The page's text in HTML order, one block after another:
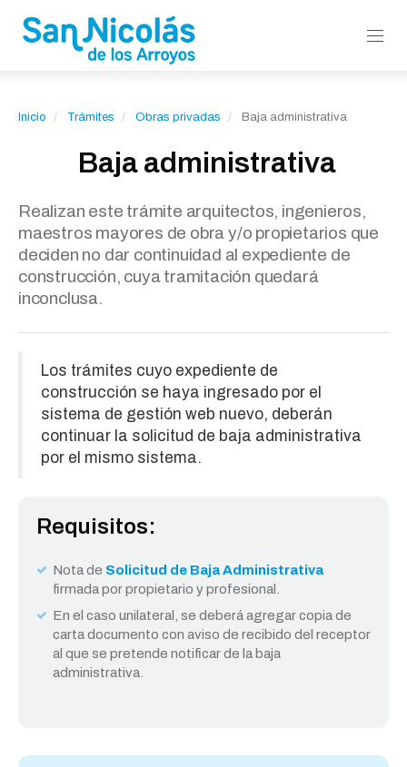
Inicio Trámites Obras privadas Baja administrativa
Baja administrativa
Realizan este trámite arquitectos, ingenieros,
maestros mayores de obra y/o propietarios que
deciden no dar continuidad al expediente de
construcción, cuya tramitación quedará
inconclusa.
Los trámites cuyo expediente de
construcción se haya ingresado por el
sistema de gestión web nuevo, deberán
continuar la solicitud de baja administrativa
por el mismo sistema.
Requisitos:
Nota de Solicitud de Baja Administrativa
firmada por propietario y profesional.
En el caso unilateral, se deberá agregar copia de
carta documento con aviso de recibido del receptor
al que se pretende notificar de la baja
administrativa.